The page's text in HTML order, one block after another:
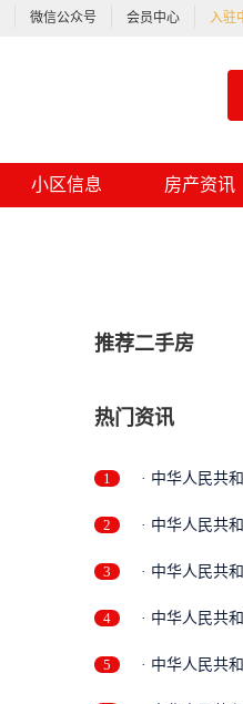
微信公众号 会员中心 入驻
小区信息 房产资讯
推荐二手房
热门资讯
1 · 中华人民共
2 · 中华人民共
3 · 中华人民共
4 · 中华人民共
5 · 中华人民共